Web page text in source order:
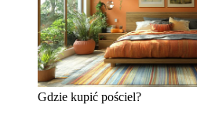
Gdzie kupić pościel?